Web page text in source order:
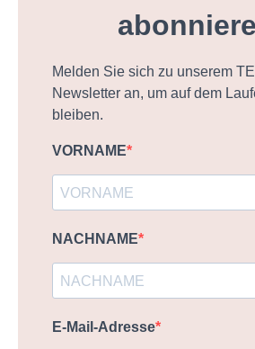
Melden Sie sich zu unserem
Newsletter an, um auf dem
bleiben.
VORNAME
NACHNAME
E-Mail-Adresse